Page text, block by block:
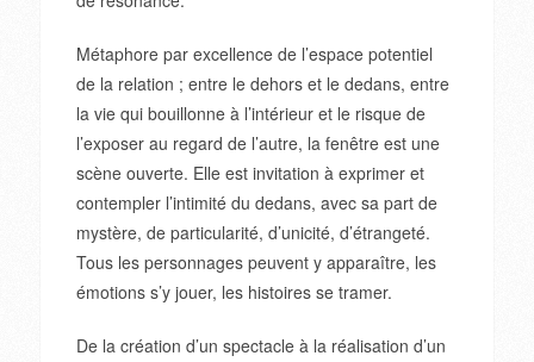
Métaphore par excellence de l’espace potentiel
de la relation ; entre le dehors et le dedans, entre
la vie qui bouillonne à l’intérieur et le risque de
l’exposer au regard de l’autre, la fenêtre est une
scène ouverte. Elle est invitation à exprimer et
contempler l’intimité du dedans, avec sa part de
mystère, de particularité, d’unicité, d’étrangeté.
Tous les personnages peuvent y apparaître, les
émotions s’y jouer, les histoires se tramer.
De la création d’un spectacle à la réalisation d’un